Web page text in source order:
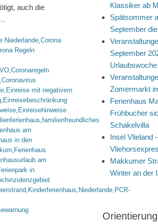
auch die
Niederlande,Corona
Regeln
,Coronaregeln
,Coronavirus
, Einreise mit negativem
, Einreisebeschränkung
, Einreisehinweise
,familienfreundliches
am
in den
, Ferienhaus
am
in
, Kinderferienhaus, Niederlande, PCR-
Klassiker ab
Spätsommer
September
September
Zomermarkt
Ferienhaus
Frühbucher
Schakelvilla
Insel Vlieland
Vliehorsexpres
Makkumer
Winter an der